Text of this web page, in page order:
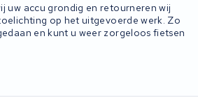
uw accu grondig en retourneren wij
op het uitgevoerde werk. Zo
en kunt u weer zorgeloos fietsen